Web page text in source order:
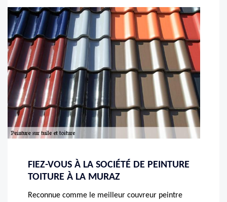
FIEZ-VOUS À LA SOCIÉTÉ DE PEINTURE
TOITURE À LA MURAZ
Reconnue comme le meilleur couvreur peintre